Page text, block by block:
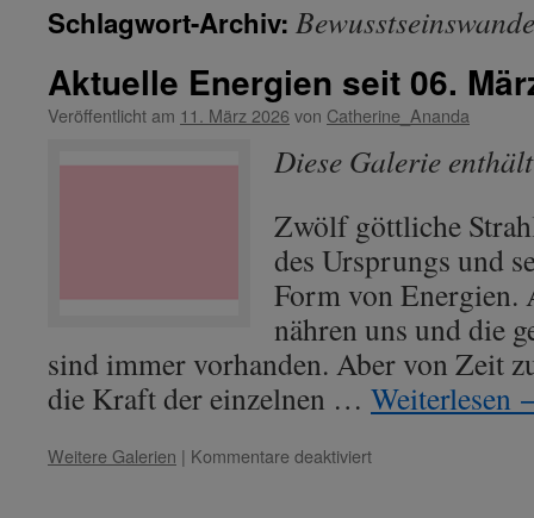
Schlagwort-Archiv:
Aktuelle Energien seit 06.
Veröffentlicht am 11. März 2026 von Catherine_Ananda
Diese Galerie
Zwölf göttliche
des Ursprungs und
Form von Energien.
nähren uns und die
sind immer vorhanden. Aber von Zeit
die Kraft der einzelnen … Weiterlesen
Weitere Galerien | Kommentare deaktiviertfür